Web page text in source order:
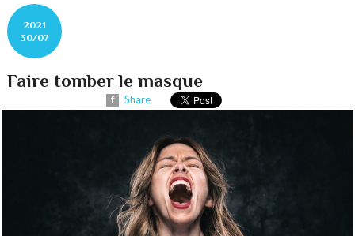
2021
30/07
Faire tomber le masque
Share